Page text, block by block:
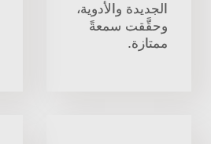
الجديدة والأدوية،
وحقَّقت سمعةً
ممتازة.